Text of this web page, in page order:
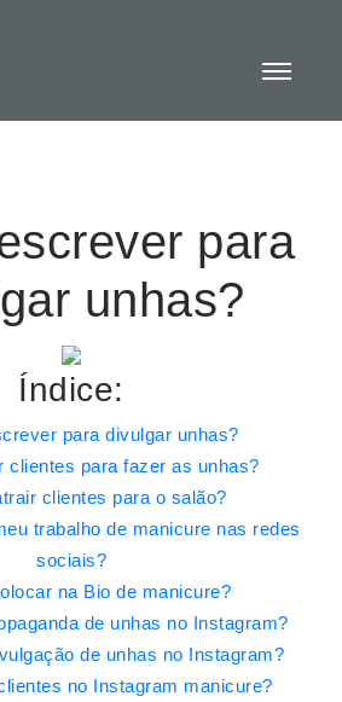
para
unhas?
Índice:
para divulgar unhas?
clientes para fazer as unhas?
clientes para o salão?
trabalho de manicure nas redes
sociais?
na Bio de manicure?
de unhas no Instagram?
de unhas no Instagram?
no Instagram manicure?